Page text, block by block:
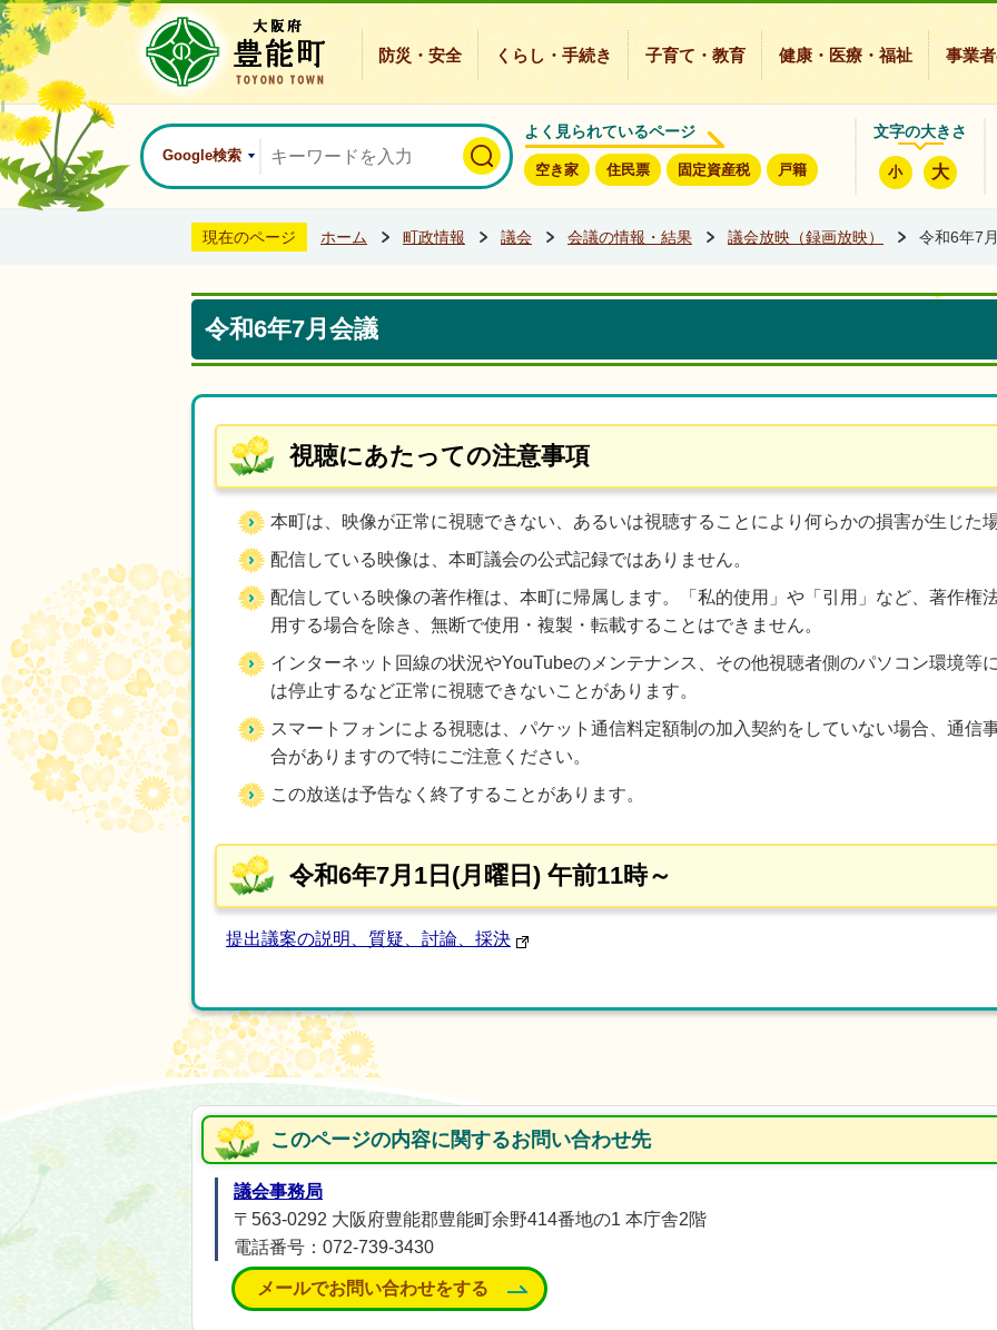
防災・安全 くらし・手続き 子育て・教育 健康・医療・福祉 事業
Google検索
よく見られているページ
空き家 住民票 固定資産税 戸籍
文字の大きさ
小 大
現在のページ ホーム 町政情報 議会 会議の情報・結果 議会放映（録画放映） 令和6年7
令和6年7月会議
視聴にあたっての注意事項
本町は、映像が正常に視聴できない、あるいは視聴することにより何らかの損害が生じた
配信している映像は、本町議会の公式記録ではありません。
配信している映像の著作権は、本町に帰属します。「私的使用」や「引用」など、著作権
用する場合を除き、無断で使用・複製・転載することはできません。
インターネット回線の状況やYouTubeのメンテナンス、その他視聴者側のパソコン環境等
は停止するなど正常に視聴できないことがあります。
スマートフォンによる視聴は、パケット通信料定額制の加入契約をしていない場合、通信
合がありますので特にご注意ください。
この放送は予告なく終了することがあります。
令和6年7月1日(月曜日) 午前11時～
提出議案の説明、質疑、討論、採決
このページの内容に関するお問い合わせ先
議会事務局
〒563-0292 大阪府豊能郡豊能町余野414番地の1 本庁舎2階
電話番号：072-739-3430
メールでお問い合わせをする